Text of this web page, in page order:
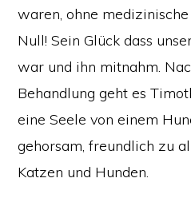
waren, ohne
Null! Sein Glück dass
war und ihn mitnahm.
Behandlung geht es
eine Seele von einem
gehorsam, freundlich zu
Katzen und Hunden.